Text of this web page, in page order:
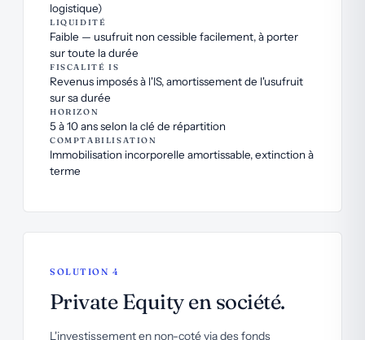
logistique)
LIQUIDITÉ
Faible — usufruit non cessible facilement, à porter
sur toute la durée
FISCALITÉ IS
Revenus imposés à l'IS, amortissement de l'usufruit
sur sa durée
HORIZON
5 à 10 ans selon la clé de répartition
COMPTABILISATION
Immobilisation incorporelle amortissable, extinction à
terme
SOLUTION 4
Private Equity en société.
L'investissement en non-coté via des fonds